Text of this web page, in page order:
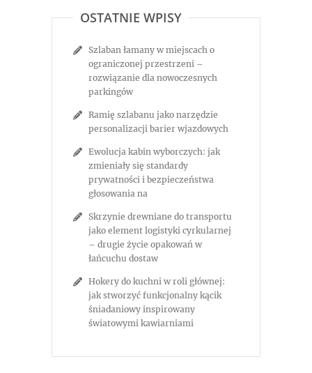
OSTATNIE WPISY
Szlaban łamany w miejscach o
ograniczonej przestrzeni –
rozwiązanie dla nowoczesnych
parkingów
Ramię szlabanu jako narzędzie
personalizacji barier wjazdowych
Ewolucja kabin wyborczych: jak
zmieniały się standardy
prywatności i bezpieczeństwa
głosowania na
Skrzynie drewniane do transportu
jako element logistyki cyrkularnej
– drugie życie opakowań w
łańcuchu dostaw
Hokery do kuchni w roli głównej:
jak stworzyć funkcjonalny kącik
śniadaniowy inspirowany
światowymi kawiarniami